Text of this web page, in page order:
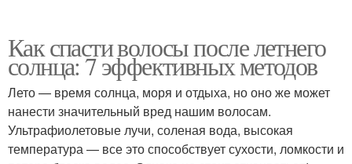
Как спасти волосы после летнего
солнца: 7 эффективных методов
Лето — время солнца, моря и отдыха, но оно же может
нанести значительный вред нашим волосам.
Ультрафиолетовые лучи, соленая вода, высокая
температура — все это способствует сухости, ломкости и